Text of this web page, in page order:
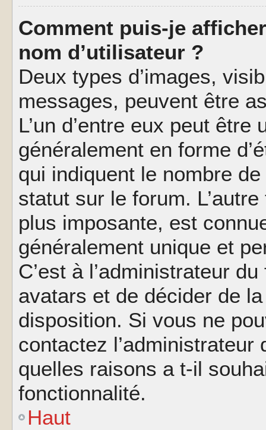
Comment puis-je
nom d’utilisateur ?
Deux types d’images,
messages, peuvent être
L’un d’entre eux peut
généralement en forme
qui indiquent le nombre
statut sur le forum.
plus imposante, est
généralement unique et
C’est à l’administrateur
avatars et de décider de
disposition. Si vous ne
contactez
quelles raisons a t-il
fonctionnalité.
Haut